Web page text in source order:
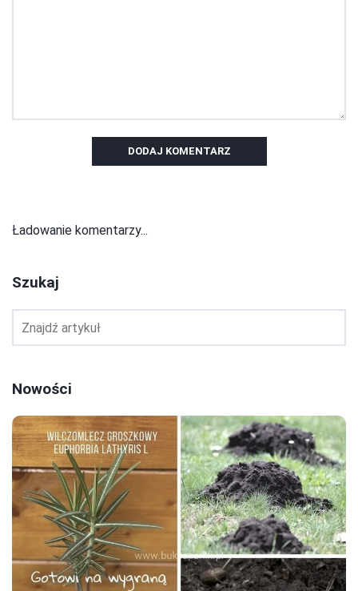
DODAJ KOMENTARZ
Ładowanie komentarzy...
Szukaj
Nowości